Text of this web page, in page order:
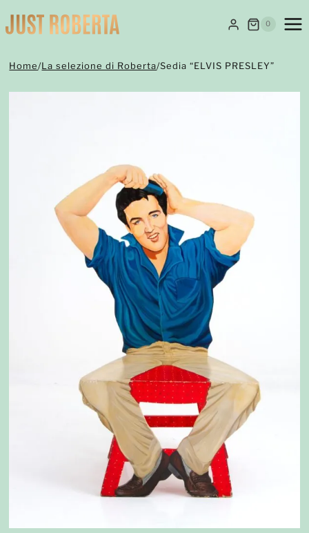
al
0
Home/La selezione di Roberta/Sedia “ELVIS PRESLEY”